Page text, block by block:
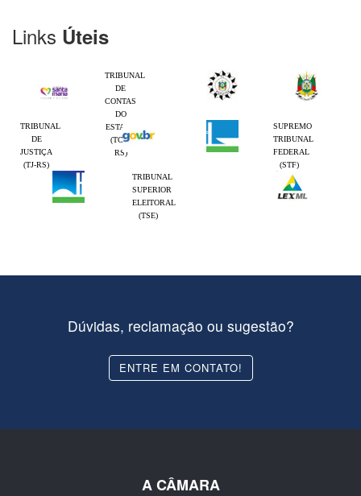
Links Úteis
TRIBUNAL
DE
CONTAS
DO
ESTADO
(TCE-
RS)
TRIBUNAL
DE
JUSTIÇA
(TJ-RS)
SUPREMO
TRIBUNAL
FEDERAL
(STF)
TRIBUNAL
SUPERIOR
ELEITORAL
(TSE)
Dúvidas, reclamação ou sugestão?
ENTRE EM CONTATO!
A CÂMARA